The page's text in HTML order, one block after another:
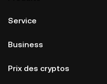
Service
Business
Prix des cryptos